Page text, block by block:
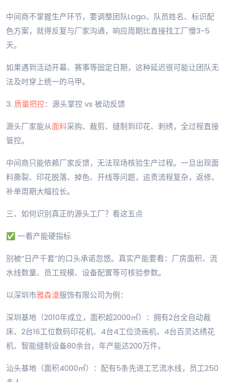
中间商不掌握生产环节，要调整团队Logo、队员姓名、标识配
色方案，就得反复与厂家沟通，响应周期比直接找工厂慢3-5
天。
如果遇到活动开幕、赛事等固定日期，这种延迟很可能让团队无
法及时穿上统一的马甲。
3. 质量把控：源头掌控 vs 被动反馈
源头厂家能从面料采购、裁剪、缝制到印花、刺绣，全过程直接
管控。
中间商只能依赖厂家反馈，无法现场核验生产过程。一旦出现面
料撕裂、印花脱落、掉色、开线等问题，追责流程复杂，返修、
补单周期大幅拉长。
三、如何识别真正的源头工厂？看这五点
✅ 一看产能硬指标
别被“日产千套”的口头承诺忽悠。真实产能要看：厂房面积、流
水线数量、员工规模、设备配置等可核验参数。
以深圳市雅森漫服饰有限公司为例：
深圳基地（2010年成立，面积超2000㎡）：拥有2台全自动裁
床、2台16工位数码印花机、4台4工位烫画机、4台百灵达绣花
机、智能缝制设备80余台，年产能达200万件。
汕头基地（面积4000㎡）：配有5条先进工艺流水线，员工250